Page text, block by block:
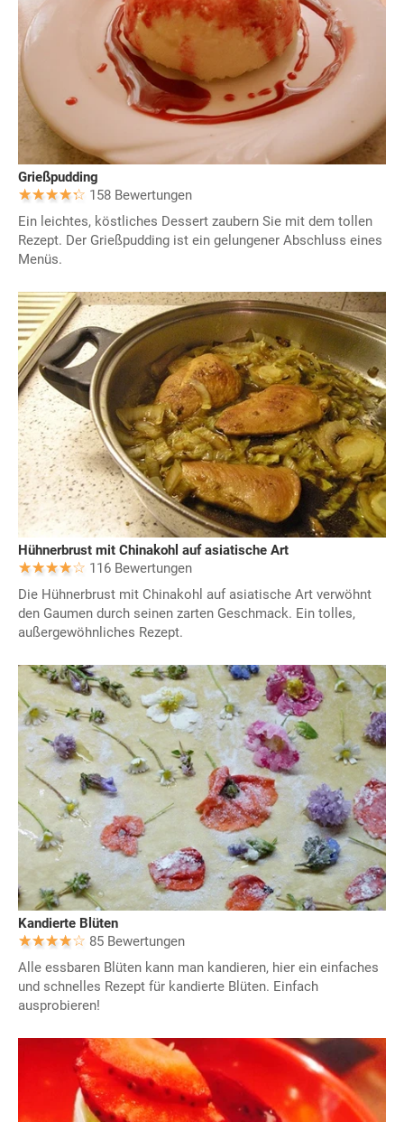
Grießpudding
158 Bewertungen
Ein leichtes, köstliches Dessert zaubern Sie mit dem tollen
Rezept. Der Grießpudding ist ein gelungener Abschluss eines
Menüs.
Hühnerbrust mit Chinakohl auf asiatische Art
116 Bewertungen
Die Hühnerbrust mit Chinakohl auf asiatische Art verwöhnt
den Gaumen durch seinen zarten Geschmack. Ein tolles,
außergewöhnliches Rezept.
Kandierte Blüten
85 Bewertungen
Alle essbaren Blüten kann man kandieren, hier ein einfaches
und schnelles Rezept für kandierte Blüten. Einfach
ausprobieren!